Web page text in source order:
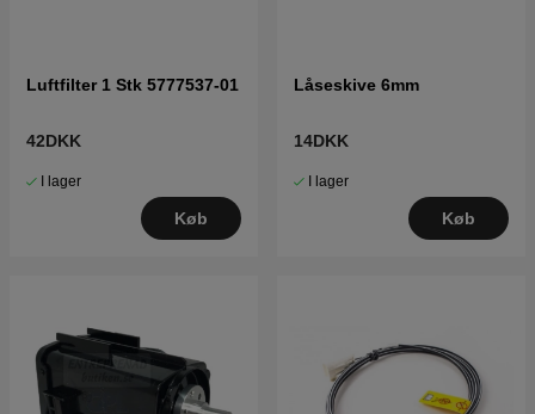
Luftfilter 1 Stk 5777537-01
42DKK
I lager
Køb
Låseskive 6mm
14DKK
I lager
Køb